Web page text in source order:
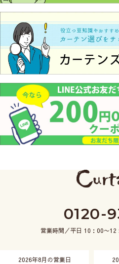
0120-
営業時間／平日 10：00〜
2026年8月の営業日